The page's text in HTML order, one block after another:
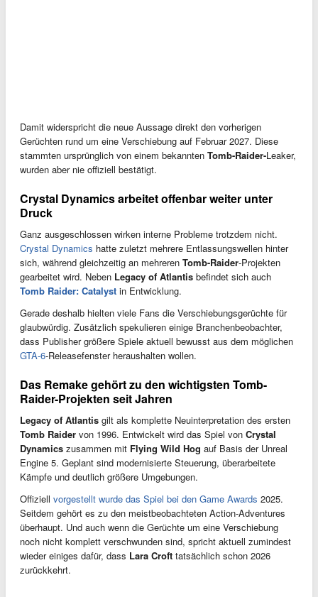
Damit widerspricht die neue Aussage direkt den vorherigen
Gerüchten rund um eine Verschiebung auf Februar 2027. Diese
stammten ursprünglich von einem bekannten Tomb-Raider-Leaker,
wurden aber nie offiziell bestätigt.
Crystal Dynamics arbeitet offenbar weiter unter
Druck
Ganz ausgeschlossen wirken interne Probleme trotzdem nicht.
Crystal Dynamics hatte zuletzt mehrere Entlassungswellen hinter
sich, während gleichzeitig an mehreren Tomb-Raider-Projekten
gearbeitet wird. Neben Legacy of Atlantis befindet sich auch
Tomb Raider: Catalyst in Entwicklung.
Gerade deshalb hielten viele Fans die Verschiebungsgerüchte für
glaubwürdig. Zusätzlich spekulieren einige Branchenbeobachter,
dass Publisher größere Spiele aktuell bewusst aus dem möglichen
GTA-6-Releasefenster heraushalten wollen.
Das Remake gehört zu den wichtigsten Tomb-
Raider-Projekten seit Jahren
Legacy of Atlantis gilt als komplette Neuinterpretation des ersten
Tomb Raider von 1996. Entwickelt wird das Spiel von Crystal
Dynamics zusammen mit Flying Wild Hog auf Basis der Unreal
Engine 5. Geplant sind modernisierte Steuerung, überarbeitete
Kämpfe und deutlich größere Umgebungen.
Offiziell vorgestellt wurde das Spiel bei den Game Awards 2025.
Seitdem gehört es zu den meistbeobachteten Action-Adventures
überhaupt. Und auch wenn die Gerüchte um eine Verschiebung
noch nicht komplett verschwunden sind, spricht aktuell zumindest
wieder einiges dafür, dass Lara Croft tatsächlich schon 2026
zurückkehrt.